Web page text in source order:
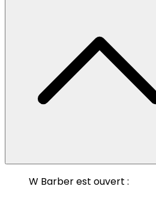
W Barber est ouvert :